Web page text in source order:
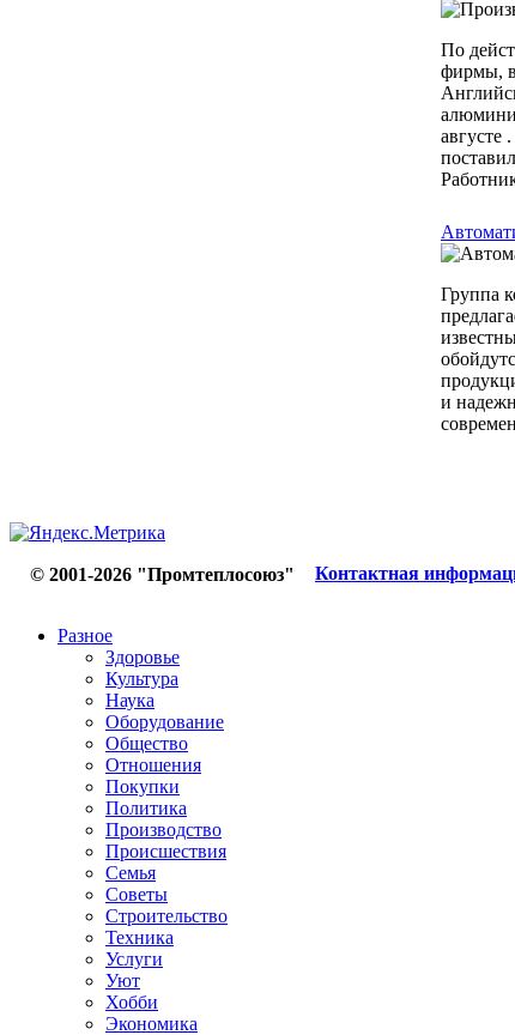
По
фирмы,
августе
Группа
и
© 2001-2026 "Промтеплосоюз" Контактная
Разное
Здоровье
Культура
Наука
Оборудование
Общество
Отношения
Покупки
Политика
Производство
Происшествия
Семья
Советы
Строительство
Техника
Услуги
Уют
Хобби
Экономика